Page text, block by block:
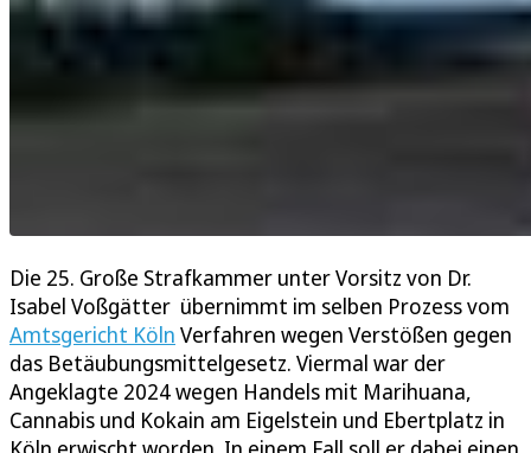
Die 25. Große Strafkammer unter Vorsitz von Dr.
Isabel Voßgätter übernimmt im selben Prozess vom
Amtsgericht Köln Verfahren wegen Verstößen gegen
das Betäubungsmittelgesetz. Viermal war der
Angeklagte 2024 wegen Handels mit Marihuana,
Cannabis und Kokain am Eigelstein und Ebertplatz in